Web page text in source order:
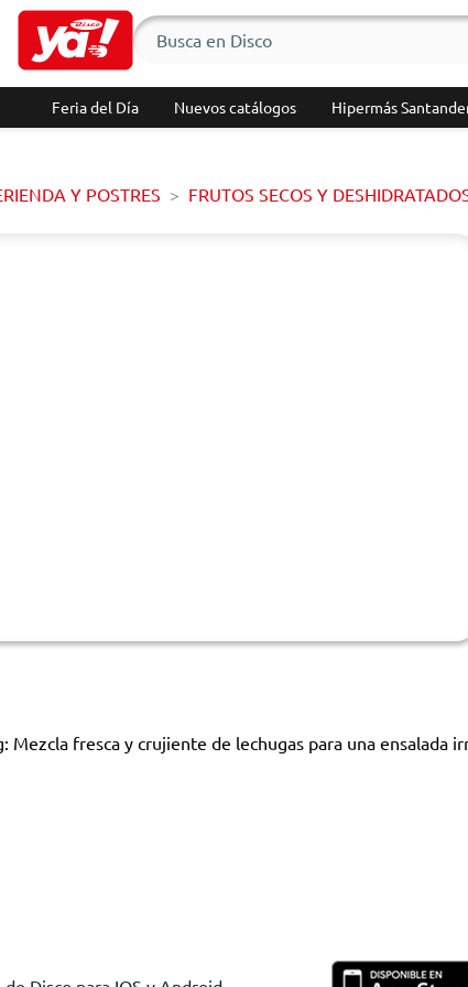
Feria del Día Nuevos catálogos Hipermás
Y POSTRES FRUTOS SECOS Y
Mezcla fresca y crujiente de lechugas para una ensalada